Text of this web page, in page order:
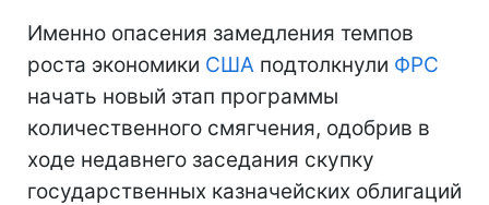
Именно опасения замедления темпов
роста экономики США подтолкнули ФРС
начать новый этап программы
количественного смягчения, одобрив в
ходе недавнего заседания скупку
государственных казначейских облигаций